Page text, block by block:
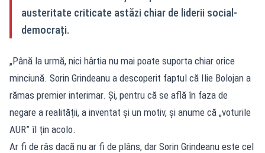
austeritate criticate astăzi chiar de liderii social-
democrați.
„Până la urmă, nici hârtia nu mai poate suporta chiar orice
minciună. Sorin Grindeanu a descoperit faptul că Ilie Bolojan a
rămas premier interimar. Și, pentru că se află în faza de
negare a realității, a inventat și un motiv, și anume că „voturile
AUR” îl țin acolo.
Ar fi de râs dacă nu ar fi de plâns, dar Sorin Grindeanu este cel